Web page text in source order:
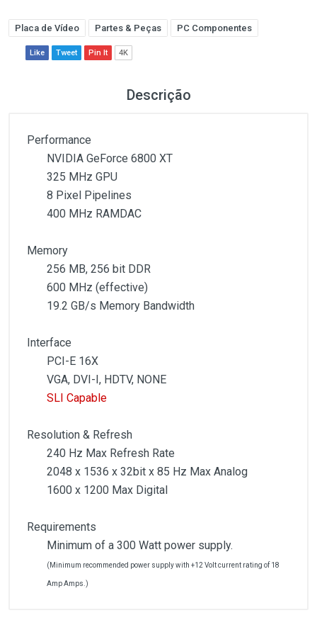
Placa de Vídeo Partes & Peças PC Componentes
Like Tweet Pin It 4K
Descrição
Performance
NVIDIA GeForce 6800 XT
325 MHz GPU
8 Pixel Pipelines
400 MHz RAMDAC
Memory
256 MB, 256 bit DDR
600 MHz (effective)
19.2 GB/s Memory Bandwidth
Interface
PCI-E 16X
VGA, DVI-I, HDTV, NONE
SLI Capable
Resolution & Refresh
240 Hz Max Refresh Rate
2048 x 1536 x 32bit x 85 Hz Max Analog
1600 x 1200 Max Digital
Requirements
Minimum of a 300 Watt power supply.
(Minimum recommended power supply with +12 Volt current rating of 18
Amp Amps.)